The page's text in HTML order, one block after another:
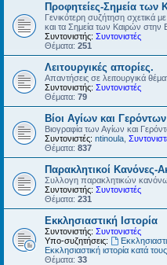
Προφητείες-Σημεία των
Γενικότερη συζήτηση σχετικά
και τα Σημεία των Καιρών στην
Συντονιστής: Συντονιστές
Θέματα: 251
Λειτουργικές απορίες.
Απαντήσεις σε λειτουργικά
Συντονιστής: Συντονιστές
Θέματα: 79
Βίοι Αγίων και Γερόντων
Βιογραφία των Αγίων και
Συντονιστές: ntinoula
Θέματα: 837
Παρακλητικοί Κανόνες-
Συλλογη παρακλητικών
Συντονιστής: Συντονιστές
Θέματα: 231
Εκκλησιαστική Ιστορία
Συντονιστής: Συντονιστές
Υπο-συζητήσεις:
Εκκλησιαστική ιστορία κατά
Θέματα: 33